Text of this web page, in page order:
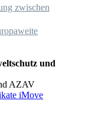
zwischen
und
AZAV